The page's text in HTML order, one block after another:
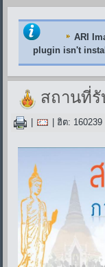
ARI
plugin isn't
สถานที่รั
| | ฮิต: 160239